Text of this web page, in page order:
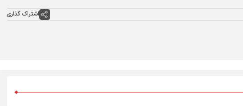
اشتراک گذاری